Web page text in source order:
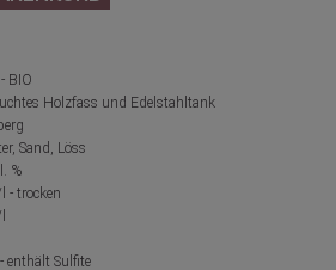
BIO
Holzfass und Edelstahltank
Sand, Löss
%
- trocken
enthält Sulfite